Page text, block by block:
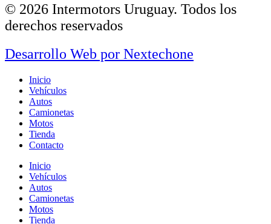
© 2026 Intermotors Uruguay. Todos los
derechos reservados
Desarrollo Web por Nextechone
Inicio
Vehículos
Autos
Camionetas
Motos
Tienda
Contacto
Inicio
Vehículos
Autos
Camionetas
Motos
Tienda